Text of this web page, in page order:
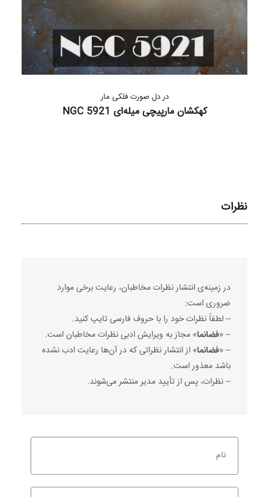
در دل صورت فلکی مار
کهکشان مارپیچی میله‌ای NGC 5921
نظرات
در زمینه‌ی انتشار نظرات مخاطبان، رعایت برخی موارد
ضروری است:
-- لطفاً نظرات خود را با حروف فارسی تایپ کنید.
-- «فضانما» مجاز به ویرایش ادبی نظرات مخاطبان است.
-- «فضانما» از انتشار نظراتی که در آن‌ها رعایت ادب نشده
باشد معذور است.
-- نظرات، پس از تأیید مدیر منتشر می‌شوند.